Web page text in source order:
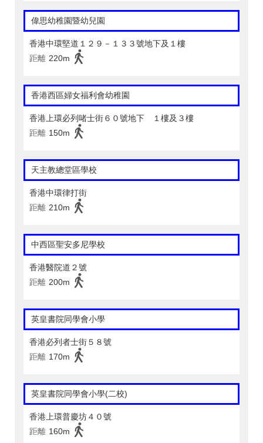
偉思幼稚園暨幼兒園
香港中環堅道１２９－１３３號地下及１樓
距離 220m
香港西區婦女福利會幼稚園
香港上環必列啫士街６０號地下 １樓及３樓
距離 150m
天主教總堂區學校
香港中環律打街
距離 210m
中西區聖安多尼學校
香港醫院道２號
距離 200m
英皇書院同學會小學
香港必列者士街５８號
距離 170m
英皇書院同學會小學(二校)
香港上環普慶坊４０號
距離 160m